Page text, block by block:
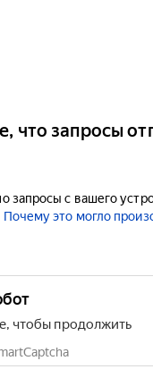
что запросы
запросы с вашего
Почему это могло
чтобы продолжить